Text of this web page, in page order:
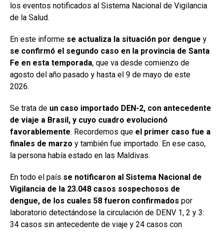
los eventos notificados al Sistema Nacional de Vigilancia
de la Salud.
En este informe se actualiza la situación por dengue y
se confirmó el segundo caso en la provincia de Santa
Fe en esta temporada, que va desde comienzo de
agosto del año pasado y hasta el 9 de mayo de este
2026.
Se trata de un caso importado DEN-2, con antecedente
de viaje a Brasil, y cuyo cuadro evolucionó
favorablemente. Recordemos que el primer caso fue a
finales de marzo y también fue importado. En ese caso,
la persona había estado en las Maldivas.
En todo el país se notificaron al Sistema Nacional de
Vigilancia de la 23.048 casos sospechosos de
dengue, de los cuales 58 fueron confirmados por
laboratorio detectándose la circulación de DENV 1, 2 y 3:
34 casos sin antecedente de viaje y 24 casos con